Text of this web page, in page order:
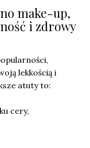
make-up,
i zdrowy
lekkością i
atuty to:
cery,